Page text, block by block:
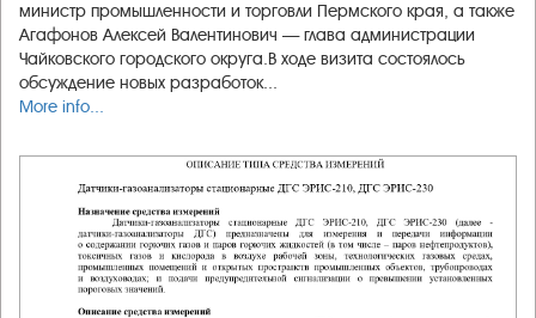
министр промышленности и торговли Пермского края, а также
Агафонов Алексей Валентинович — глава администрации
Чайковского городского округа.В ходе визита состоялось
обсуждение новых разработок...
More info...